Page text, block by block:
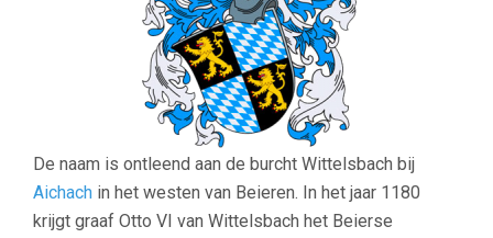
De naam is ontleend aan de burcht Wittelsbach bij
Aichach in het westen van Beieren. In het jaar 1180
krijgt graaf Otto VI van Wittelsbach het Beierse